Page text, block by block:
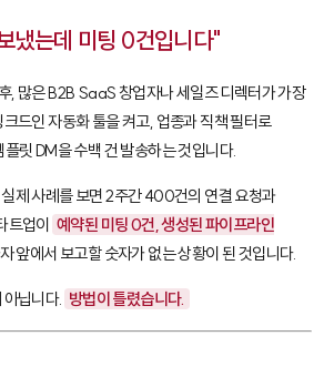
냈는데 미팅 0건입니다"
, 많은 B2B SaaS 창업자나 세일즈 디렉터가 가장
드인 자동화 툴을 켜고, 업종과 직책 필터로
릿 DM을 수백 건 발송하는 것입니다.
제 사례를 보면 2주간 400건의 연결 요청과
트업이 예약된 미팅 0건, 생성된 파이프라인
앞에서 보고할 숫자가 없는 상황이 된 것입니다.
닙니다. 방법이 틀렸습니다.